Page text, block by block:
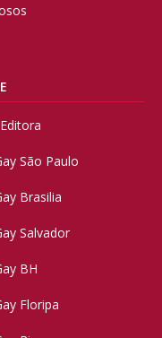
São Paulo
Brasilia
Salvador
BH
Floripa